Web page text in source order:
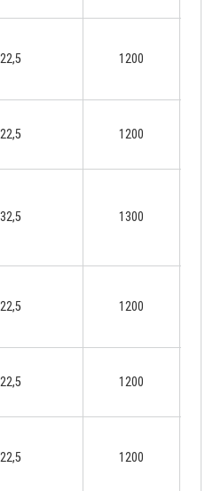
1200
1200
1300
1200
1200
1200